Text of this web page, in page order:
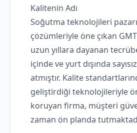
Kalitenin Adı
Soğutma teknolojileri
çözümleriyle öne çıkan
uzun yıllara dayanan
içinde ve yurt dışında
atmıştır. Kalite
geliştirdiği teknolojileriyle
koruyan firma, müşteri
zaman ön planda